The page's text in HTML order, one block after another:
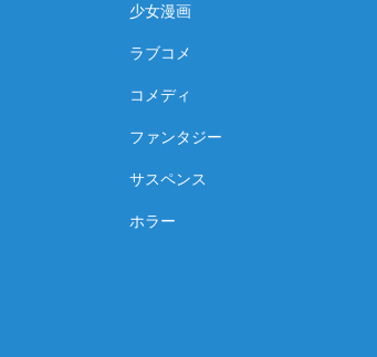
少女漫画
ラブコメ
コメディ
ファンタジー
サスペンス
ホラー